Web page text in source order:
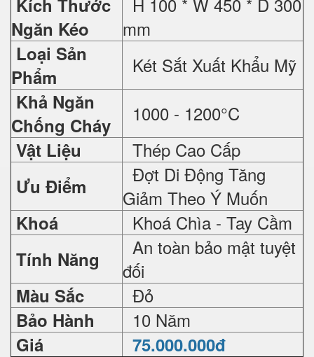
Kích Thước
Ngăn Kéo
mm
Loại Sản
Phẩm
Két Sắt Xuất Khẩu Mỹ
Khả Ngăn
Chống Cháy
1000 - 1200°C
Vật Liệu Thép Cao Cấp
Ưu Điểm
Đợt Di Động Tăng
Giảm Theo Ý Muốn
Khoá Khoá Chìa - Tay Cầm
Tính Năng
An toàn bảo mật tuyệt
đối
Màu Sắc Đỏ
Bảo Hành 10 Năm
Giá 75.000.000đ